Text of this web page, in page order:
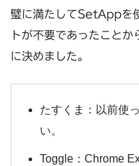
璧に満たしてSetAppを
トが不要であったこと
に決めました。
たすくま：以前使
い。
Toggle：Chrome